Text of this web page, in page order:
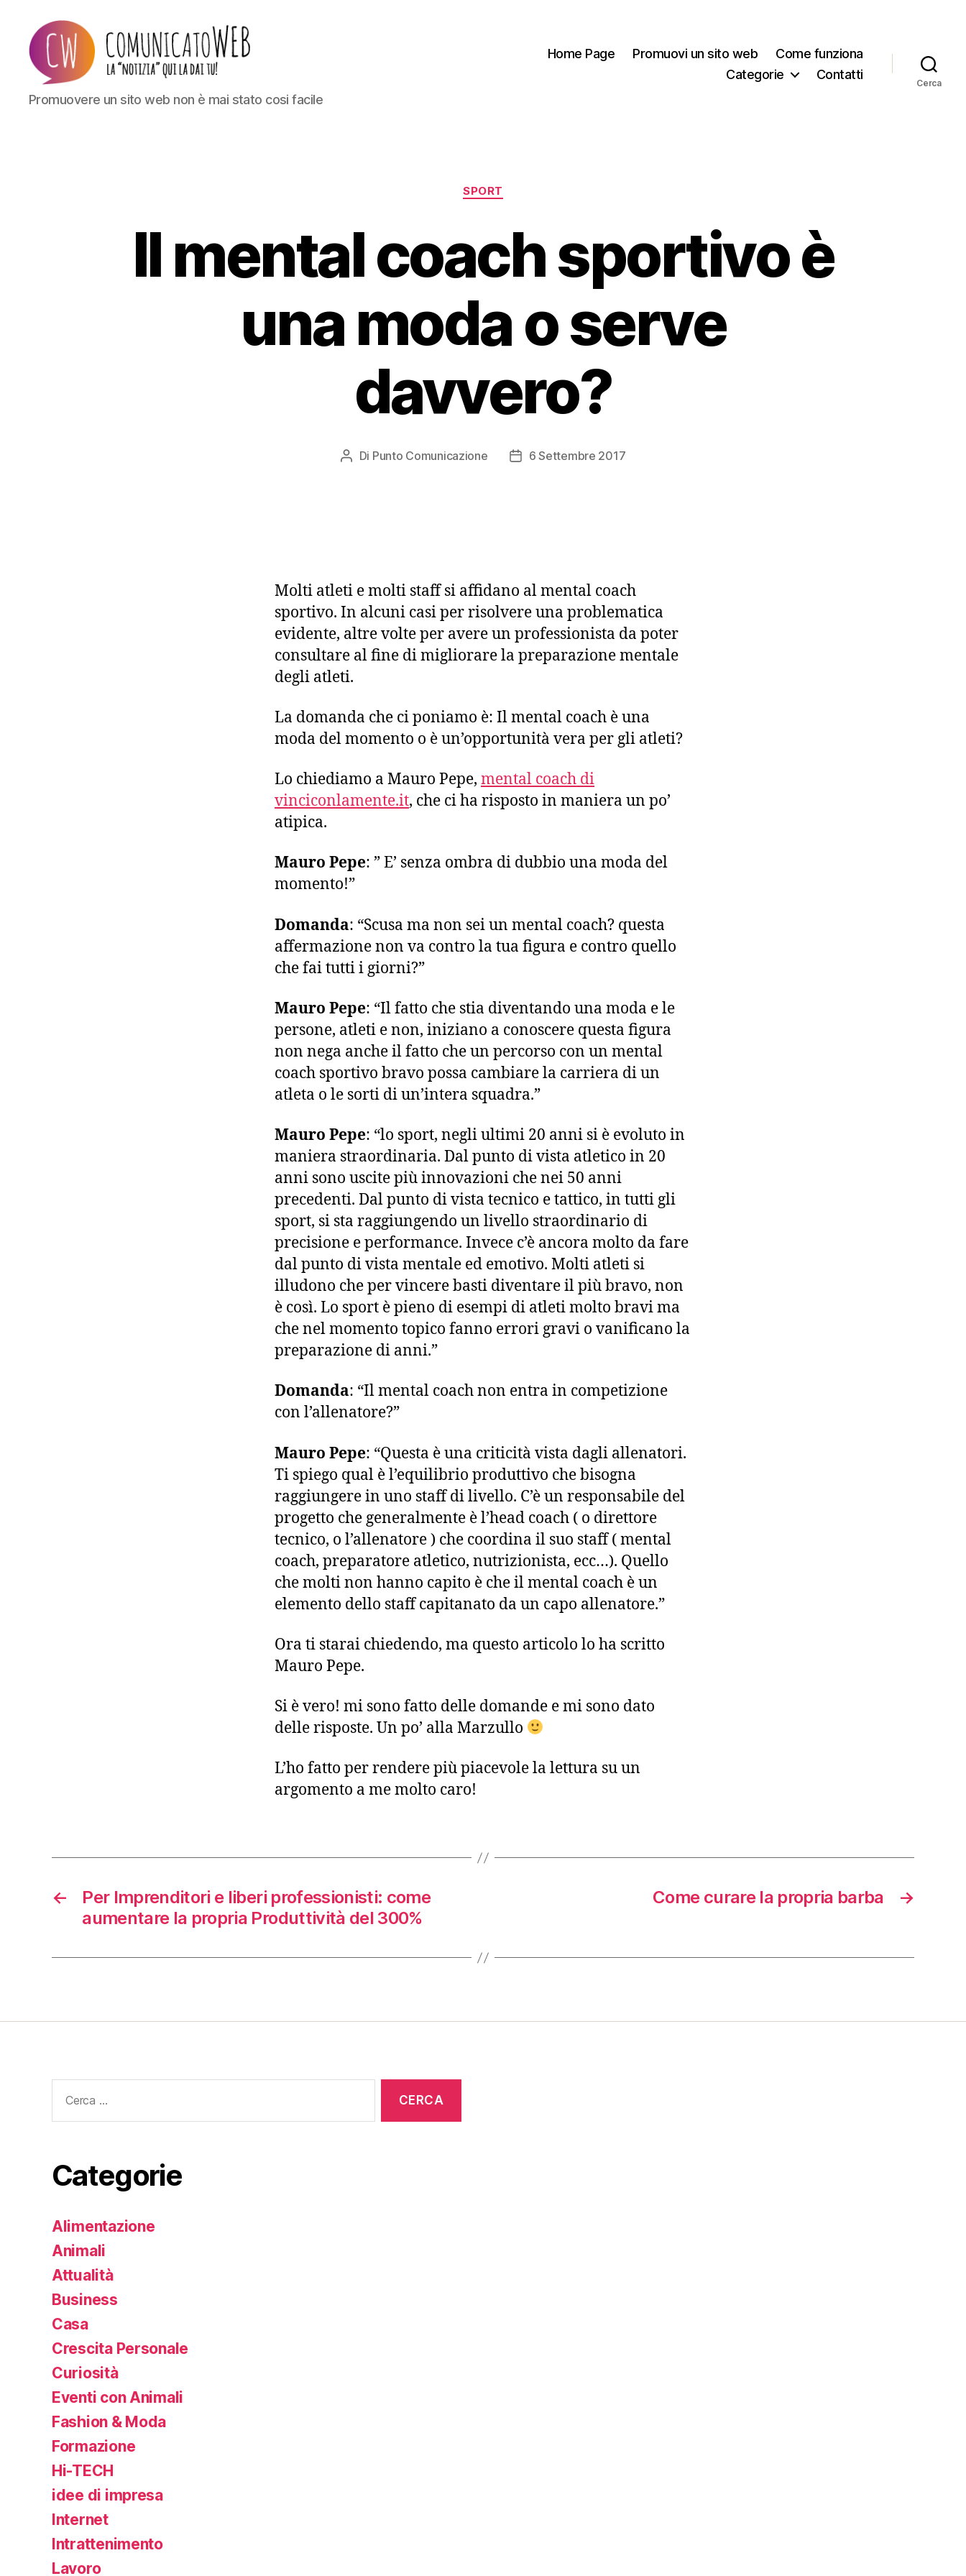
Comunicato
Web
Promuovere un sito web non è mai stato cosi facile
Home Page Promuovi un sito web
Come funziona
Categorie
Contatti
Cerca
Categorie
SPORT
Il mental coach sportivo è
una moda o serve
davvero?
Autore
Di Punto Comunicazione
Data6 Settembre 2017
Molti atleti e molti staff si affidano al mental coach
sportivo. In alcuni casi per risolvere una problematica
evidente, altre volte per avere un professionista da poter
consultare al fine di migliorare la preparazione mentale
degli atleti.
La domanda che ci poniamo è: Il mental coach è una
moda del momento o è un’opportunità vera per gli atleti?
Lo chiediamo a Mauro Pepe, mental coach di
vinciconlamente.it, che ci ha risposto in maniera un po’
atipica.
Mauro Pepe: ” E’ senza ombra di dubbio una moda del
momento!”
Domanda: “Scusa ma non sei un mental coach? questa
affermazione non va contro la tua figura e contro quello
che fai tutti i giorni?”
Mauro Pepe: “Il fatto che stia diventando una moda e le
persone, atleti e non, iniziano a conoscere questa figura
non nega anche il fatto che un percorso con un mental
coach sportivo bravo possa cambiare la carriera di un
atleta o le sorti di un’intera squadra.”
Mauro Pepe: “lo sport, negli ultimi 20 anni si è evoluto in
maniera straordinaria. Dal punto di vista atletico in 20
anni sono uscite più innovazioni che nei 50 anni
precedenti. Dal punto di vista tecnico e tattico, in tutti gli
sport, si sta raggiungendo un livello straordinario di
precisione e performance. Invece c’è ancora molto da fare
dal punto di vista mentale ed emotivo. Molti atleti si
illudono che per vincere basti diventare il più bravo, non
è così. Lo sport è pieno di esempi di atleti molto bravi ma
che nel momento topico fanno errori gravi o vanificano la
preparazione di anni.”
Domanda: “Il mental coach non entra in competizione
con l’allenatore?”
Mauro Pepe: “Questa è una criticità vista dagli allenatori.
Ti spiego qual è l’equilibrio produttivo che bisogna
raggiungere in uno staff di livello. C’è un responsabile del
progetto che generalmente è l’head coach ( o direttore
tecnico, o l’allenatore ) che coordina il suo staff ( mental
coach, preparatore atletico, nutrizionista, ecc…). Quello
che molti non hanno capito è che il mental coach è un
elemento dello staff capitanato da un capo allenatore.”
Ora ti starai chiedendo, ma questo articolo lo ha scritto
Mauro Pepe.
Si è vero! mi sono fatto delle domande e mi sono dato
delle risposte. Un po’ alla Marzullo
L’ho fatto per rendere più piacevole la lettura su un
argomento a me molto caro!
←
Per Imprenditori e liberi professionisti: come
aumentare la propria Produttività del 300%
→
Come curare la propria barba
Categorie
Alimentazione
Animali
Attualità
Business
Casa
Crescita Personale
Curiosità
Eventi con Animali
Fashion & Moda
Formazione
Hi-TECH
idee di impresa
Internet
Intrattenimento
Lavoro